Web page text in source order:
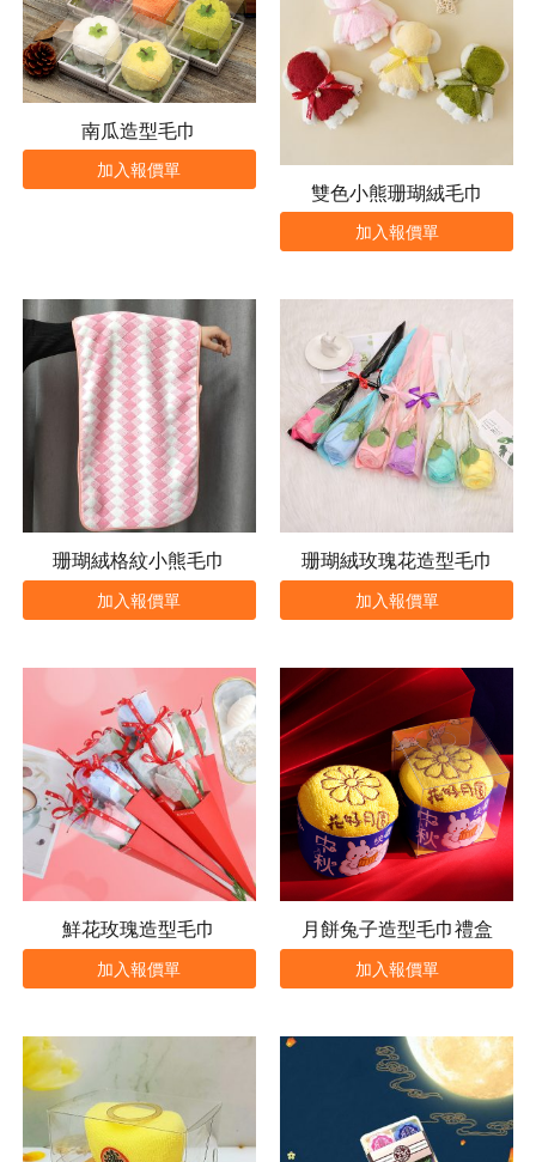
南瓜造型毛巾
加入報價單
雙色小熊珊瑚絨毛巾
加入報價單
珊瑚絨格紋小熊毛巾
加入報價單
珊瑚絨玫瑰花造型毛巾
加入報價單
鮮花玫瑰造型毛巾
加入報價單
月餅兔子造型毛巾禮盒
加入報價單